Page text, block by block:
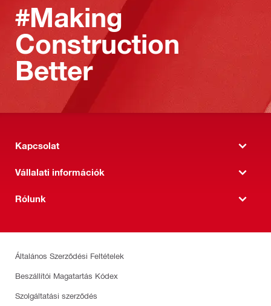
#Making
Construction
Better
Kapcsolat
Vállalati információk
Rólunk
Általános Szerződési Feltételek
Beszállítói Magatartás Kódex
Szolgáltatási szerződés